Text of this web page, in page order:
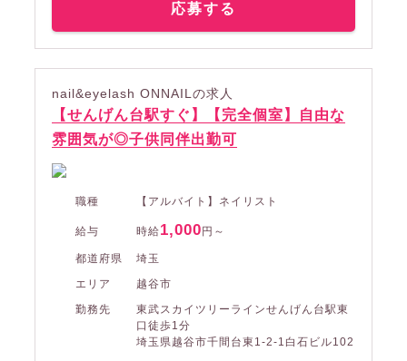
応募する
nail&eyelash ONNAILの求人
【せんげん台駅すぐ】【完全個室】自由な
雰囲気が◎子供同伴出勤可
職種 【アルバイト】ネイリスト
給与 時給1,000円～
都道府県
埼玉
エリア
越谷市
勤務先
東武スカイツリーラインせんげん台駅東
口徒歩1分
埼玉県越谷市千間台東1-2-1白石ビル102